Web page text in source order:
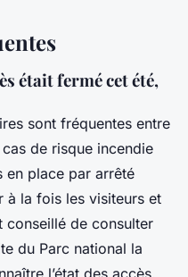
était fermé cet été,
sont fréquentes entre
de risque incendie
en place par arrêté
à la fois les visiteurs et
conseillé de consulter
du Parc national la